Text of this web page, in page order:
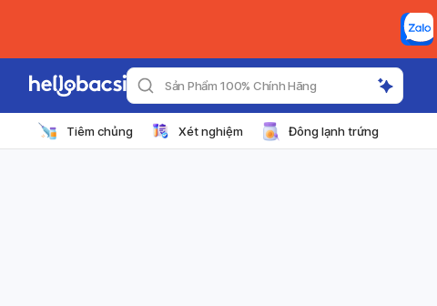
Sản Phẩm 100% Chính Hãng
Tiêm chủng Xét nghiệm Đông lạnh trứng